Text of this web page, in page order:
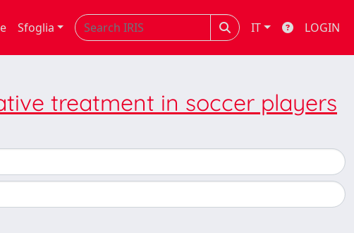
Sfoglia IT LOGIN
treatment in soccer players